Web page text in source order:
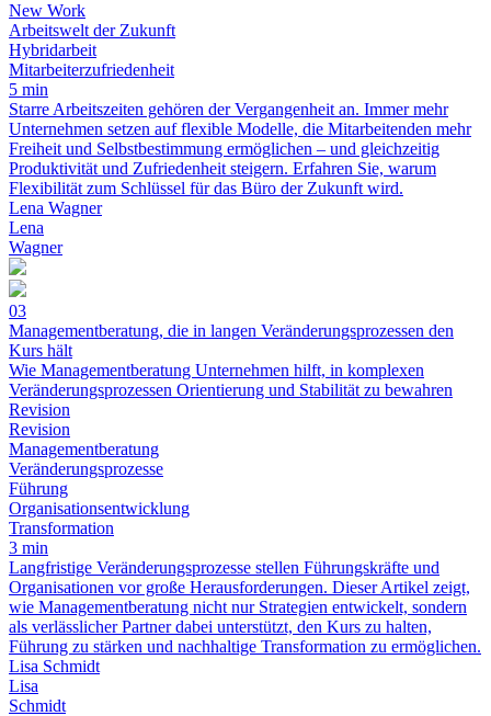
New Work
Arbeitswelt der Zukunft
Hybridarbeit
Mitarbeiterzufriedenheit
5 min
Starre Arbeitszeiten gehören der Vergangenheit an. Immer mehr
Unternehmen setzen auf flexible Modelle, die Mitarbeitenden mehr
Freiheit und Selbstbestimmung ermöglichen – und gleichzeitig
Produktivität und Zufriedenheit steigern. Erfahren Sie, warum
Flexibilität zum Schlüssel für das Büro der Zukunft wird.
Lena Wagner
Lena
Wagner
03
Managementberatung, die in langen Veränderungsprozessen den
Kurs hält
Wie Managementberatung Unternehmen hilft, in komplexen
Veränderungsprozessen Orientierung und Stabilität zu bewahren
Revision
Revision
Managementberatung
Veränderungsprozesse
Führung
Organisationsentwicklung
Transformation
3 min
Langfristige Veränderungsprozesse stellen Führungskräfte und
Organisationen vor große Herausforderungen. Dieser Artikel zeigt,
wie Managementberatung nicht nur Strategien entwickelt, sondern
als verlässlicher Partner dabei unterstützt, den Kurs zu halten,
Führung zu stärken und nachhaltige Transformation zu ermöglichen.
Lisa Schmidt
Lisa
Schmidt